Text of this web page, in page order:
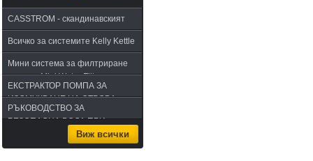
CASSTROM - скандинавският
път в оцеляването или
бушкрафт по лапландски
Всичко за системите Kelly Kettle
Мини система за филтриране
на вода Mini Water Filter
ЕКСТРАКТОР ПОМПА ЗА
ИЗСМУКВАНЕ НА ОТРОВА -
комплект за извличане на
РЪКОВОДСТВО ЗА
БЕЗОПАСНА ВОДА ПРИ
Виж всички